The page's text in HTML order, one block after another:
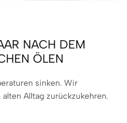
NACH DEM
ÖLEN
sinken. Wir
Alltag zurückzukehren.